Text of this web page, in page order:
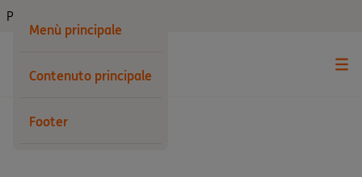
Menù principale
Contenuto principale
Footer
Privati